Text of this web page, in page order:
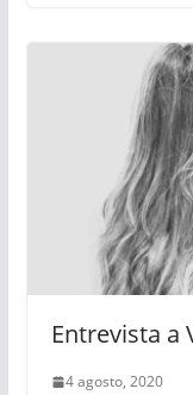
Entrevista a
4 agosto, 2020